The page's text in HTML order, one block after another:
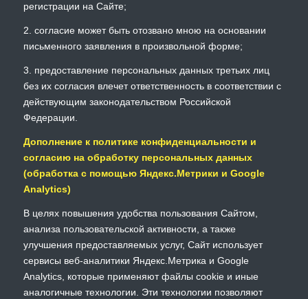
регистрации на Сайте;
2. согласие может быть отозвано мною на основании
письменного заявления в произвольной форме;
3. предоставление персональных данных третьих лиц
без их согласия влечет ответственность в соответствии с
действующим законодательством Российской
Федерации.
Дополнение к политике конфиденциальности и
согласию на обработку персональных данных
(обработка с помощью Яндекс.Метрики и Google
Analytics)
В целях повышения удобства пользования Сайтом,
анализа пользовательской активности, а также
улучшения предоставляемых услуг, Сайт использует
сервисы веб-аналитики Яндекс.Метрика и Google
Analytics, которые применяют файлы cookie и иные
аналогичные технологии. Эти технологии позволяют